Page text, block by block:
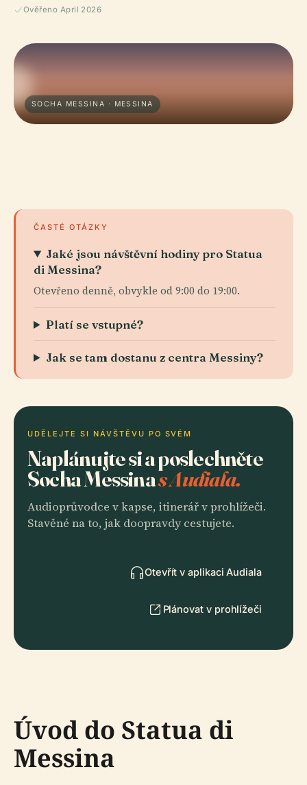
Ověřeno April 2026
SOCHA MESSINA · MESSINA
ČASTÉ OTÁZKY
Jaké jsou návštěvní hodiny pro Statua
di Messina?
Otevřeno denně, obvykle od 9:00 do 19:00.
Platí se vstupné?
Jak se tam dostanu z centra Messiny?
UDĚLEJTE SI NÁVŠTĚVU PO SVÉM
Naplánujte si a poslechněte
Socha Messinas Audiala.
Audioprůvodce v kapse, itinerář v prohlížeči.
Stavěné na to, jak doopravdy cestujete.
Otevřít v aplikaci Audiala
Plánovat v prohlížeči
Úvod do Statua di
Messina